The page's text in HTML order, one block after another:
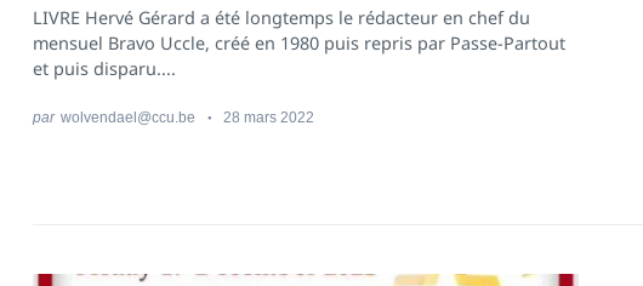
LIVRE Hervé Gérard a été longtemps le rédacteur en chef du
mensuel Bravo Uccle, créé en 1980 puis repris par Passe-Partout
et puis disparu....
par wolvendael@ccu.be 28 mars 2022